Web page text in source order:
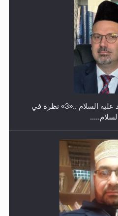
الأحمدية بنيجيريا لعام
يوما في مكتبة مدينة
رأيٌ في لغة المسيح الموعود عليه السلام ..«3» نظرة في